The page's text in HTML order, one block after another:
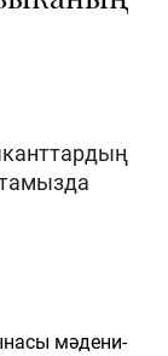
тамызда
мәдени-